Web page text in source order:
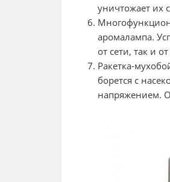
уничтожает их
аромалампа.
от сети, так и
Ракетка-
борется с
напряжением.